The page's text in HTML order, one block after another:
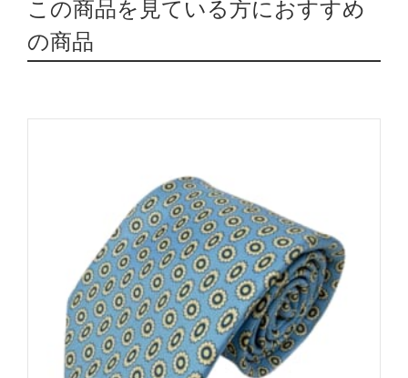
この商品を見ている方におすすめ
の商品